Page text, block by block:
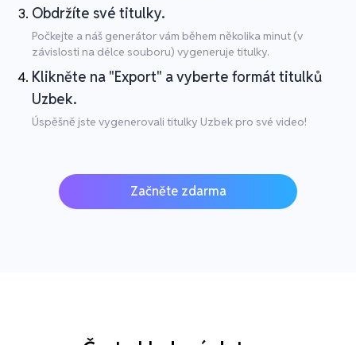
Obdržíte své titulky.
Počkejte a náš generátor vám během několika minut (v
závislosti na délce souboru) vygeneruje titulky.
Klikněte na "Export" a vyberte formát titulků
Uzbek.
Úspěšně jste vygenerovali titulky Uzbek pro své video!
Začněte zdarma